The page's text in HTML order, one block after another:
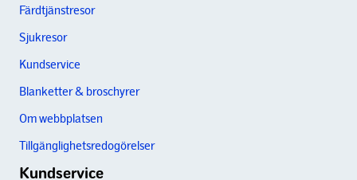
Färdtjänstresor
Sjukresor
Kundservice
Blanketter & broschyrer
Om webbplatsen
Tillgänglighetsredogörelser
Kundservice